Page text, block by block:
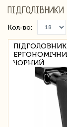
ПІДГОЛІВНИКИ
Кол-во:
ЧОРНИЙ